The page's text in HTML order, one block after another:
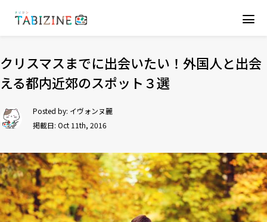
クリスマスまでに出会いたい！外国人と出会
える都内近郊のスポット３選
Posted by: イヴォンヌ麗
掲載日: Oct 11th, 2016